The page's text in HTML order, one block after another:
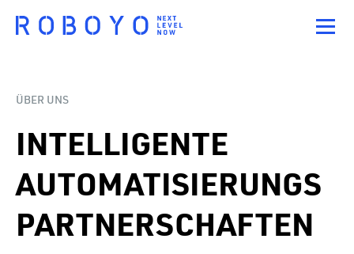
ÜBER UNS
INTELLIGENTE
AUTOMATISIERUNGS
PARTNERSCHAFTEN